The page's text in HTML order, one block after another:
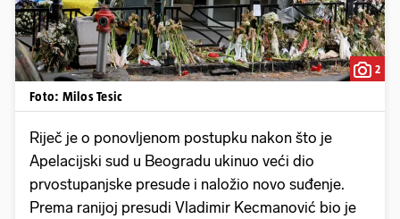
2
Foto: Milos Tesic
Riječ je o ponovljenom postupku nakon što je
Apelacijski sud u Beogradu ukinuo veći dio
prvostupanjske presude i naložio novo suđenje.
Prema ranijoj presudi Vladimir Kecmanović bio je